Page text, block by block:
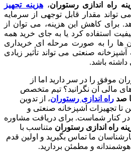
راه اندازی رستوران،هزینه تجهیز
تواند مقدار قابل توجهی از سرمایه
برای کاهش این هزینه، می توان از
استفاده کرد یا به جای خرید همه
ها را به صورت مرحله ای خریداری
صنعتی می تواند تأثیر زیادی
داشته باشد.
موفق را در سر دارید اما از
مالی آن نگرانید؟ تیم متخصص
صد راه اندازی رستوران، از تدوین
تا تجهیزات آشپزخانه صنعتی و
در کنار شماست. برای دریافت مشاوره
راه اندازی رستوران متناسب با
ما تماس بگیرید و اولین قدم
و مطمئن بردارید.